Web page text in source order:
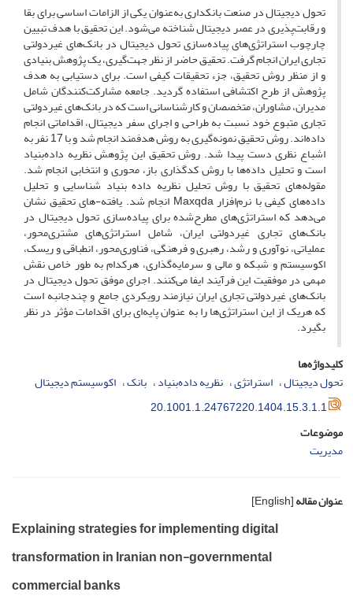
تحول دیجیتال در صنعت بانکداری به‌عنوان یکی از الزامات اساسی برای بقا
و رقابت‌پذیری در عصر دیجیتال شناخته می‌شود. این تحقیق با هدف تبیین
چارچوب استراتژی‌های پیاده‌سازی تحول دیجیتال در بانک‌های غیردولتی
تجاری ایران انجام گرفت. تحقیق حاضر از نظر جهت‌گیری، یک پژوهش بنیادی
و از منظر روش تحقیق، جزء تحقیقات کیفی است. برای دستیابی به هدف
پژوهش از طرح اکتشافی استفاده گردید. جامعه مشارکت‌کنندگان شامل
مدیران، مشاوران، متخصصان و کارشناسانی است که در بانک‌های غیردولتی
تجاری متبوع خود نسبت به طراحی و اجرای سفر دیجیتال، اقداماتی انجام
داده‌اند. روش تحقیق نمونه‌گیری به روش هدفمند انجام شد و با 17 نفر به
اشباع نظری دست پیدا شد. روش تحقیق این پژوهش نظریه داده‌بنیاد
است و تحلیل داده‌ها با روش کدگذاری باز، محوری و انتخابی انجام شد.
مقوله‌های تحقیق با روش تحلیل نظریه داده بنیاد شناسایی و تحلیل
داده‌های کیفی با نرم‌افزار Maxqda انجام شد. یافته-های تحقیق نشان
می‌دهد که استراتژی‌های مطرح‌شده برای پیاده‌سازی تحول دیجیتال در
بانک‌های تجاری غیردولتی ایران، شامل استراتژی‌های مشتری‌محور،
عملیاتی، نوآوری و رشد، رهبری و فرهنگی، فناوری‌محور، انطباقی و ریسک،
اکوسیستم و شبکه و مالی و سرمایه‌گذاری، هرکدام به طور خاص نقش
مهمی در موفقیت این فرآیند ایفا می‌کنند. اجرای موفق تحول دیجیتال در
بانک‌های غیردولتی تجاری ایران نیازمند رویکردی جامع و چندجانبه است
که هریک از این استراتژی‌ها را به عنوان پایه‌ای برای اقدامات مؤثر در نظر
بگیرد.
کلیدواژه‌ها
تحول دیجیتال استراتژی نظریه داده‌بنیاد بانک اکوسیستم دیجیتال
20.1001.1.24767220.1404.15.3.1.1
موضوعات
مدیریت
عنوان مقاله[English]
Explaining strategies for implementing digital
transformation in Iranian non-governmental
commercial banks